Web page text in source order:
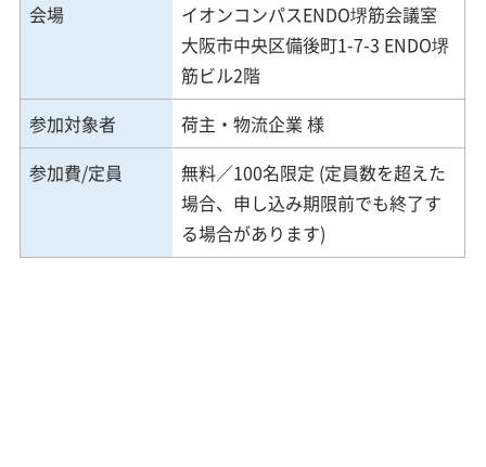
会場
イオンコンパスENDO堺筋会議室
大阪市中央区備後町1-7-3 ENDO堺
筋ビル2階
参加対象者
荷主・物流企業 様
参加費/定員
無料／100名限定 (定員数を超えた
場合、申し込み期限前でも終了す
る場合があります)